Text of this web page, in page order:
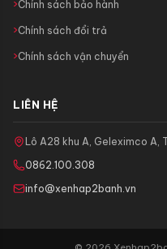
Chính sách bảo hành
Chính sách đổi trả
Chính sách vận chuyển
LIÊN HỆ
Lô A28 khu A, Geleximco A,
0862.100.308
info@xenhap2banh.vn